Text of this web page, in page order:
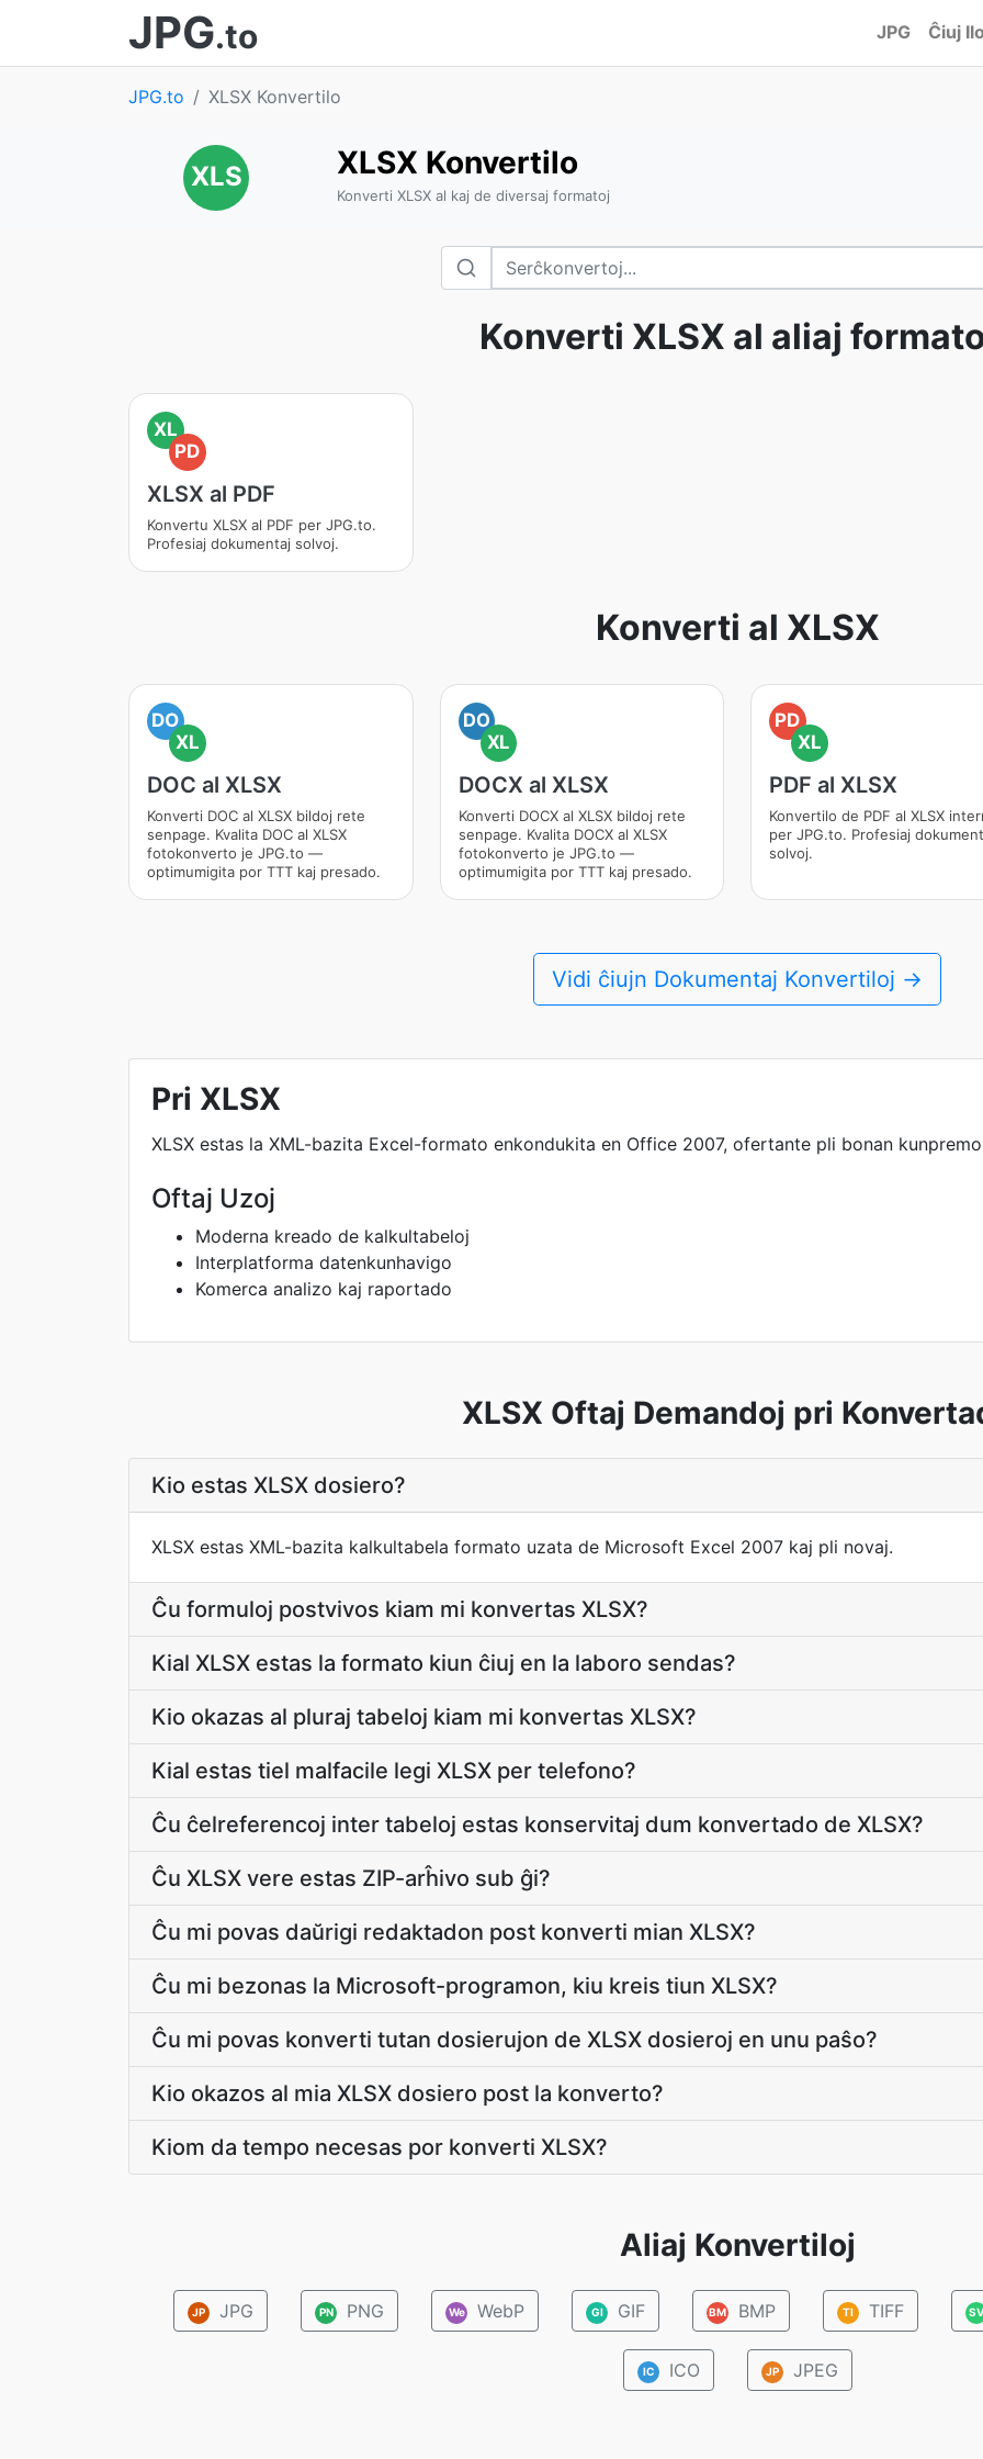
JPG.to JPG Ĉiuj
JPG.to XLSX Konvertilo
XLS XLSX Konvertilo
Konverti XLSX al kaj de diversaj formatoj
Konverti XLSX al aliaj
XL
PD
XLSX al PDF
Konvertu XLSX al PDF per JPG.to.
Profesiaj dokumentaj solvoj.
Konverti al XLSX
DO
XL
DOC al XLSX
Konverti DOC al XLSX bildoj rete
senpage. Kvalita DOC al XLSX
fotokonverto je JPG.to —
optimumigita por TTT kaj presado.
DO
XL
DOCX al XLSX
Konverti DOCX al XLSX bildoj rete
senpage. Kvalita DOCX al XLSX
fotokonverto je JPG.to —
optimumigita por TTT kaj presado.
PD
XL
PDF al XLSX
Konvertilo de PDF al XLSX
per JPG.to. Profesiaj
solvoj.
Vidi ĉiujn Dokumentaj Konvertiloj →
Pri XLSX
XLSX estas la XML-bazita Excel-formato enkondukita en Office 2007, ofertante pli bonan
Oftaj Uzoj
Moderna kreado de kalkultabeloj
Interplatforma datenkunhavigo
Komerca analizo kaj raportado
XLSX Oftaj Demandoj pri
Kio estas XLSX dosiero?
XLSX estas XML-bazita kalkultabela formato uzata de Microsoft Excel 2007 kaj pli novaj.
Ĉu formuloj postvivos kiam mi konvertas XLSX?
Kial XLSX estas la formato kiun ĉiuj en la laboro sendas?
Kio okazas al pluraj tabeloj kiam mi konvertas XLSX?
Kial estas tiel malfacile legi XLSX per telefono?
Ĉu ĉelreferencoj inter tabeloj estas konservitaj dum konvertado de XLSX?
Ĉu XLSX vere estas ZIP-arĥivo sub ĝi?
Ĉu mi povas daŭrigi redaktadon post konverti mian XLSX?
Ĉu mi bezonas la Microsoft-programon, kiu kreis tiun XLSX?
Ĉu mi povas konverti tutan dosierujon de XLSX dosieroj en unu paŝo?
Kio okazos al mia XLSX dosiero post la konverto?
Kiom da tempo necesas por konverti XLSX?
Aliaj Konvertiloj
JP JPG PN PNG We WebP GI GIF BM BMP TI TIFF SV
IC ICO JP JPEG